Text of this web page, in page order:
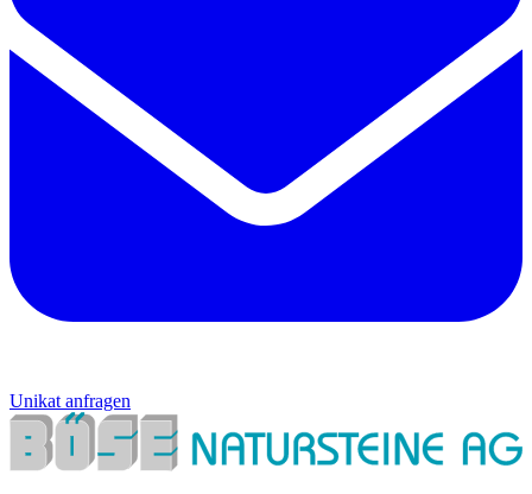
Unikat anfragen